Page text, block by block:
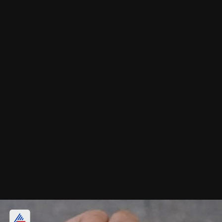
कुंदन वर्क ग्लास बैंगल सेट